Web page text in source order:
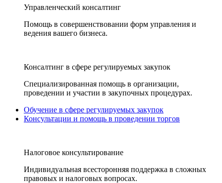
Управленческий консалтинг
Помощь в совершенствовании форм управления и
ведения вашего бизнеса.
Консалтинг в сфере регулируемых закупок
Специализированная помощь в организации,
проведении и участии в закупочных процедурах.
Обучение в сфере регулируемых закупок
Консультации и помощь в проведении торгов
Налоговое консультирование
Индивидуальная всесторонняя поддержка в сложных
правовых и налоговых вопросах.